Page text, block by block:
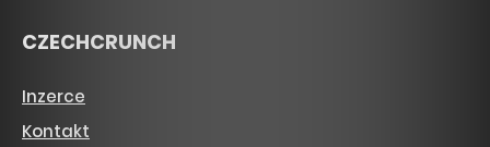
CZECHCRUNCH
Inzerce
Kontakt